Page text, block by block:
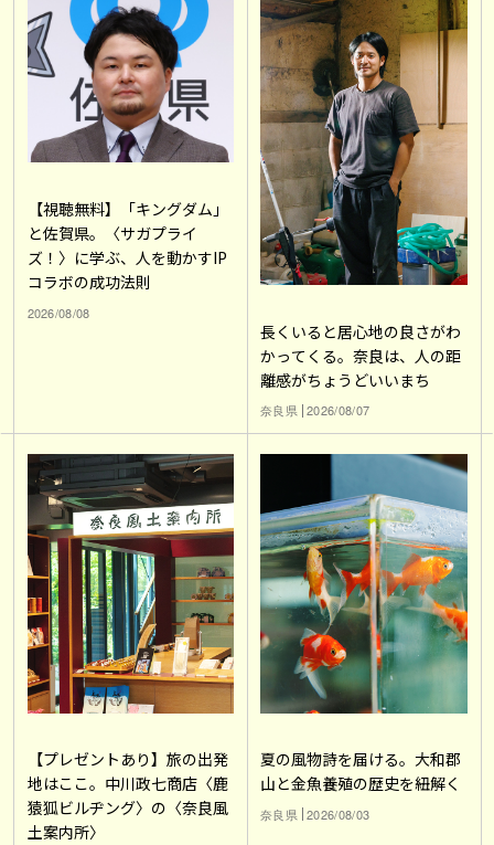
【視聴無料】「キングダム」
と佐賀県。〈サガプライ
ズ！〉に学ぶ、人を動かすIP
コラボの成功法則
2026/08/08
長くいると居心地の良さがわ
かってくる。奈良は、人の距
離感がちょうどいいまち
奈良県 2026/08/07
【プレゼントあり】旅の出発
地はここ。中川政七商店〈鹿
猿狐ビルヂング〉の〈奈良風
土案内所〉
夏の風物詩を届ける。大和郡
山と金魚養殖の歴史を紐解く
奈良県 2026/08/03